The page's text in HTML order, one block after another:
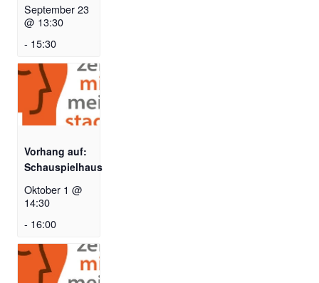
September 23
@ 13:30
- 15:30
Vorhang auf:
Schauspielhaus
Oktober 1 @
14:30
- 16:00